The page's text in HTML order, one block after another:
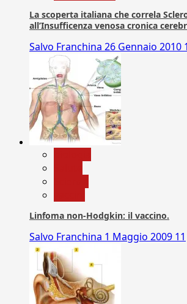
La scoperta italiana che correla
all’Insufficenza venosa cronica
Salvo Franchina 26 Gennaio 2010
Linfoma non-Hodgkin: il vaccino.
Salvo Franchina 1 Maggio 2009 11